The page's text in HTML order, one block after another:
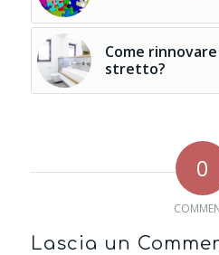
Come
stretto?
0
Lascia un